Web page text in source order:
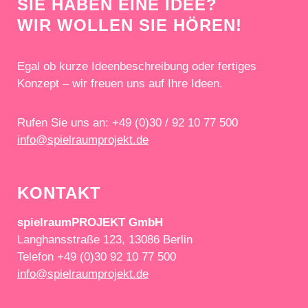
SIE HABEN EINE IDEE?
WIR WOLLEN SIE HÖREN!
Egal ob kurze Ideenbeschreibung oder fertiges
Konzept – wir freuen uns auf Ihre Ideen.
Rufen Sie uns an: +49 (0)30 / 92 10 77 500
info@spielraumprojekt.de
KONTAKT
spielraumPROJEKT GmbH
Langhansstraße 123, 13086 Berlin
Telefon +49 (0)30 92 10 77 500
info@spielraumprojekt.de